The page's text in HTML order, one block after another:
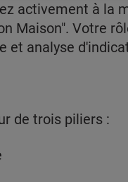
activement à la
Maison". Votre
et analyse
de trois piliers :